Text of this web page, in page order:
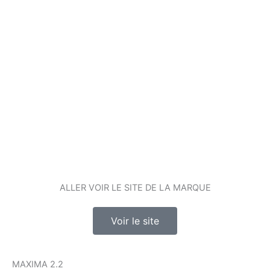
ALLER VOIR LE SITE DE LA MARQUE
Voir le site
MAXIMA 2.2